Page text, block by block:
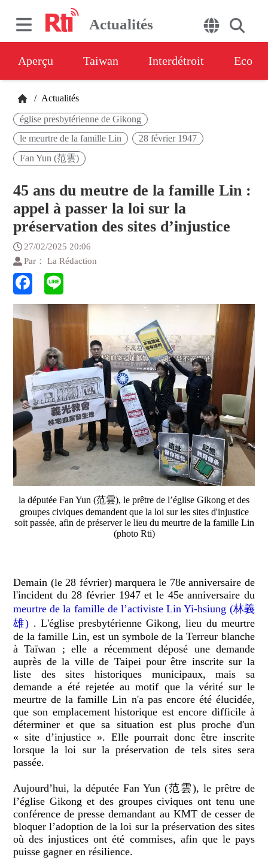
Actualités
Aperçu Taiwan Interdétroit Eco
/ Actualités
église presbytérienne de Gikong
le meurtre de la famille Lin
28 février 1947
Fan Yun (范雲)
45 ans du meutre de la famille Lin :
appel à passer la loi sur la
préservation des sites d’injustice
27/02/2025 20:06
Par： La Rédaction
la députée Fan Yun (范雲), le prêtre de l’église Gikong et des
groupes civiques demandent que la loi sur les sites d'injustice
soit passée, afin de préserver le lieu du meurtre de la famille Lin
(photo Rti)
Demain (le 28 février) marquera le 78e anniversaire de
l'incident du 28 février 1947 et le 45e anniversaire du
meurtre de la famille de l’activiste Lin Yi-hsiung (林義
雄) . L'église presbytérienne Gikong, lieu du meurtre
de la famille Lin, est un symbole de la Terreur blanche
à Taïwan ; elle a récemment déposé une demande
auprès de la ville de Taipei pour être inscrite sur la
liste des sites historiques municipaux, mais sa
demande a été rejetée au motif que la vérité sur le
meurtre de la famille Lin n'a pas encore été élucidée,
que son emplacement historique est encore difficile à
déterminer et que sa situation est plus proche d'un
« site d’injustice ». Elle pourrait donc être inscrite
lorsque la loi sur la préservation de tels sites sera
passée.
Aujourd’hui, la députée Fan Yun (范雲), le prêtre de
l’église Gikong et des groupes civiques ont tenu une
conférence de presse demandant au KMT de cesser de
bloquer l’adoption de la loi sur la préservation des sites
où des injustices ont été commises, afin que le pays
puisse gagner en résilience.